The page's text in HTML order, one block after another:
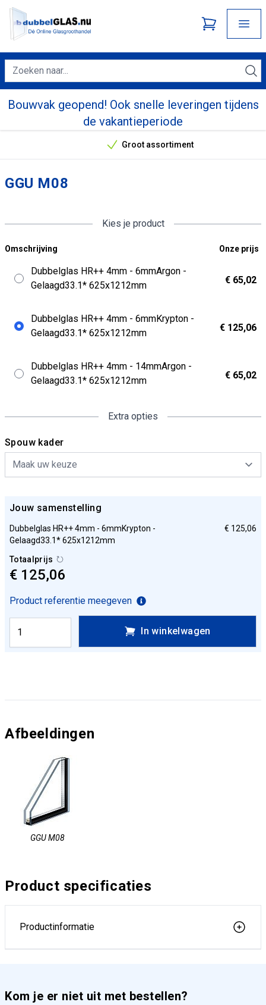
Bouwvak geopend! Ook snelle leveringen tijdens
de vakantieperiode
Onze unieke verkoopargumenten
Groot assortiment
GGU M08
Kies je product
Omschrijving Onze prijs
Dubbelglas HR++ 4mm - 6mmArgon -
Gelaagd33.1* 625x1212mm
€ 65,02
Dubbelglas HR++ 4mm - 6mmKrypton -
Gelaagd33.1* 625x1212mm
€ 125,06
Dubbelglas HR++ 4mm - 14mmArgon -
Gelaagd33.1* 625x1212mm
€ 65,02
Extra opties
Spouw kader
Jouw samenstelling
Dubbelglas HR++ 4mm - 6mmKrypton -
Gelaagd33.1* 625x1212mm
€ 125,06
Totaalprijs
€ 125,06
Product referentie meegeven
In winkelwagen
Afbeeldingen
GGU M08
Product specificaties
Productinformatie
Kom je er niet uit met bestellen?